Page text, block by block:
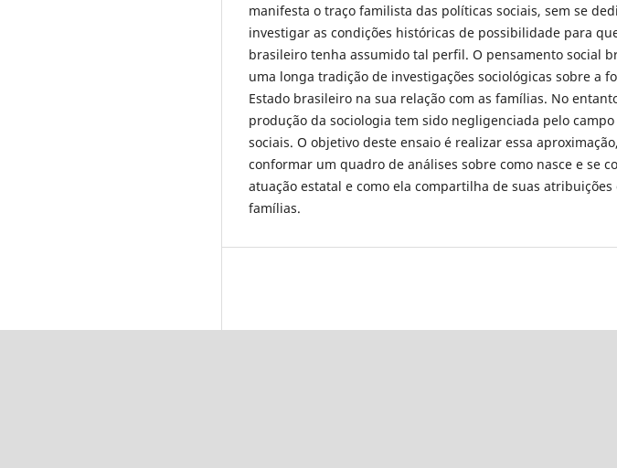
manifesta o traço familista das políticas sociais, sem se
investigar as condições históricas de possibilidade para
brasileiro tenha assumido tal perfil. O pensamento social
uma longa tradição de investigações sociológicas sobre a
Estado brasileiro na sua relação com as famílias. No
produção da sociologia tem sido negligenciada pelo
sociais. O objetivo deste ensaio é realizar essa
conformar um quadro de análises sobre como nasce e se
atuação estatal e como ela compartilha de suas atribuições
famílias.